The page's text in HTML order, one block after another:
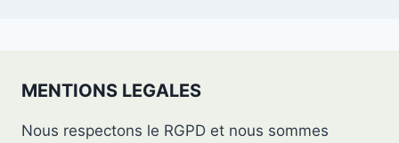
MENTIONS LEGALES
Nous respectons le RGPD et nous sommes